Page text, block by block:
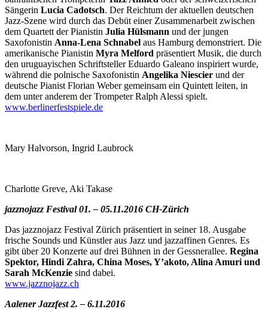
Sängerin Lucia Cadotsch. Der Reichtum der aktuellen deutschen
Jazz-Szene wird durch das Debüt einer Zusammenarbeit zwischen
dem Quartett der Pianistin Julia Hülsmann und der jungen
Saxofonistin Anna-Lena Schnabel aus Hamburg demonstriert. Die
amerikanische Pianistin Myra Melford präsentiert Musik, die durch
den uruguayischen Schriftsteller Eduardo Galeano inspiriert wurde,
während die polnische Saxofonistin Angelika Niescier und der
deutsche Pianist Florian Weber gemeinsam ein Quintett leiten, in
dem unter anderem der Trompeter Ralph Alessi spielt.
www.berlinerfestspiele.de
Mary Halvorson, Ingrid Laubrock
Charlotte Greve, Aki Takase
jazznojazz Festival 01. – 05.11.2016 CH-Zürich
Das jazznojazz Festival Zürich präsentiert in seiner 18. Ausgabe
frische Sounds und Künstler aus Jazz und jazzaffinen Genres. Es
gibt über 20 Konzerte auf drei Bühnen in der Gessnerallee. Regina
Spektor, Hindi Zahra, China Moses, Y’akoto, Alina Amuri und
Sarah McKenzie sind dabei.
www.jazznojazz.ch
Aalener Jazzfest 2. – 6.11.2016